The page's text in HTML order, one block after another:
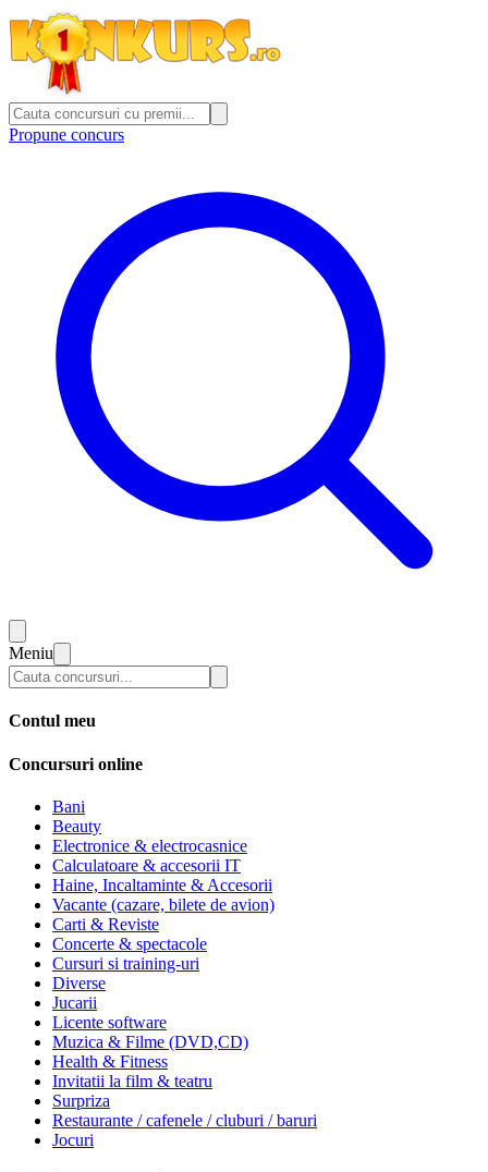
Propune concurs
Meniu
Contul meu
Concursuri online
Bani
Beauty
Electronice & electrocasnice
Calculatoare & accesorii IT
Haine, Incaltaminte & Accesorii
Vacante (cazare, bilete de avion)
Carti & Reviste
Concerte & spectacole
Cursuri si training-uri
Diverse
Jucarii
Licente software
Muzica & Filme (DVD,CD)
Health & Fitness
Invitatii la film & teatru
Surpriza
Restaurante / cafenele / cluburi / baruri
Jocuri